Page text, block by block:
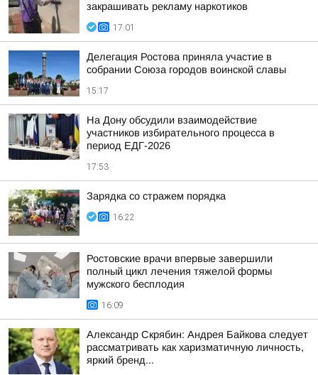
закрашивать рекламу наркотиков
17:01
Делегация Ростова приняла участие в
собрании Союза городов воинской славы
15:17
На Дону обсудили взаимодействие
участников избирательного процесса в
период ЕДГ-2026
17:53
Зарядка со стражем порядка
16:22
Ростовские врачи впервые завершили
полный цикл лечения тяжелой формы
мужского бесплодия
16:09
Александр Скрябин: Андрея Байкова следует
рассматривать как харизматичную личность,
яркий бренд...